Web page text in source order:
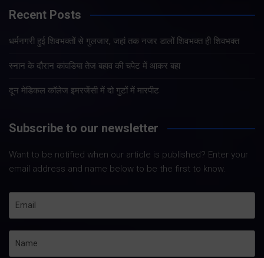
Recent Posts
धर्मनगरी हुई शिवभक्तों से गुलजार, जहां तक नजर डालों शिवभक्त ही शिवभक्त
स्नान के दौरान कांवडिया तेज बहाव की चपेट में आकर बहा
दून मेडिकल कॉलेज इमरजेंसी में दो गुटों में मारपीट
Subscribe to our newsletter
Want to be notified when our article is published? Enter your
email address and name below to be the first to know.